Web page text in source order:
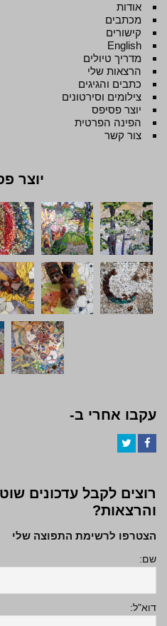
אודות
מכתבים
קישורים
English
מדריך טיולים
הרצאות שלי
כתבים והגיגים
צילומים וסירטונים
יוצר פסיפס
הפינה הפרטית
צור קשר
יוצר
עקבו אחרי ב-
רוצים לקבל עדכונים
והרצאות?
הצטרפו לרשימת התפוצה שלי
שם:
דוא"ל: